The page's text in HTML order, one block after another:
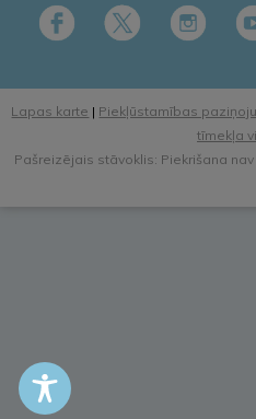
Lapas karte | Piekļūstamības
tīmekļa
Pašreizējais stāvoklis: Piekrišana